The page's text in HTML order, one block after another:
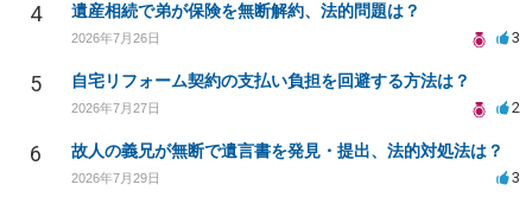
4 遺産相続で弟が保険を無断解約、法的問題は？
2026年7月26日 3
5 自宅リフォーム契約の支払い負担を回避する方法は？
2026年7月27日 2
6 故人の義兄が無断で遺言書を発見・提出、法的対処法は？
2026年7月29日 3